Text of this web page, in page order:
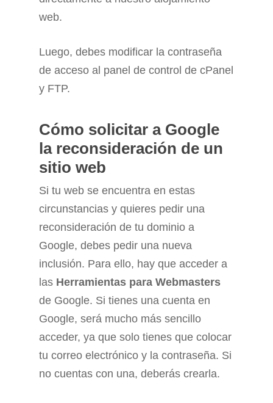
web.
Luego, debes modificar la contraseña
de acceso al panel de control de cPanel
y FTP.
Cómo solicitar a Google
la reconsideración de un
sitio web
Si tu web se encuentra en estas
circunstancias y quieres pedir una
reconsideración de tu dominio a
Google, debes pedir una nueva
inclusión. Para ello, hay que acceder a
las Herramientas para Webmasters
de Google. Si tienes una cuenta en
Google, será mucho más sencillo
acceder, ya que solo tienes que colocar
tu correo electrónico y la contraseña. Si
no cuentas con una, deberás crearla.